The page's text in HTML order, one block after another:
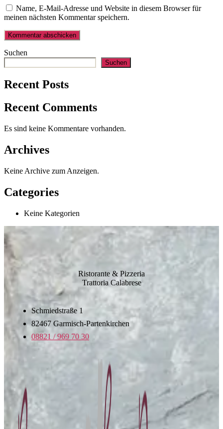
Name, E-Mail-Adresse und Website in diesem Browser für
meinen nächsten Kommentar speichern.
Suchen
Suchen
Recent Posts
Recent Comments
Es sind keine Kommentare vorhanden.
Archives
Keine Archive zum Anzeigen.
Categories
Keine Kategorien
Ristorante & Pizzeria
Trattoria Calabrese
Schmiedstraße 1
82467 Garmisch-Partenkirchen
08821 / 969 70 30